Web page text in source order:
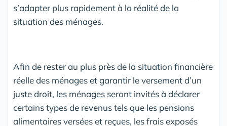
s’adapter plus rapidement à la réalité de la
situation des ménages.
Afin de rester au plus près de la situation financière
réelle des ménages et garantir le versement d’un
juste droit, les ménages seront invités à déclarer
certains types de revenus tels que les pensions
alimentaires versées et reçues, les frais exposés